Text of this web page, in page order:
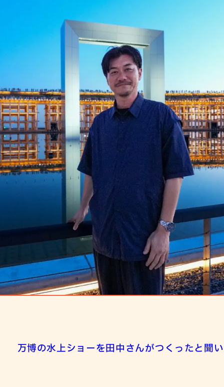
万博の水上ショーを田中さんがつくったと聞